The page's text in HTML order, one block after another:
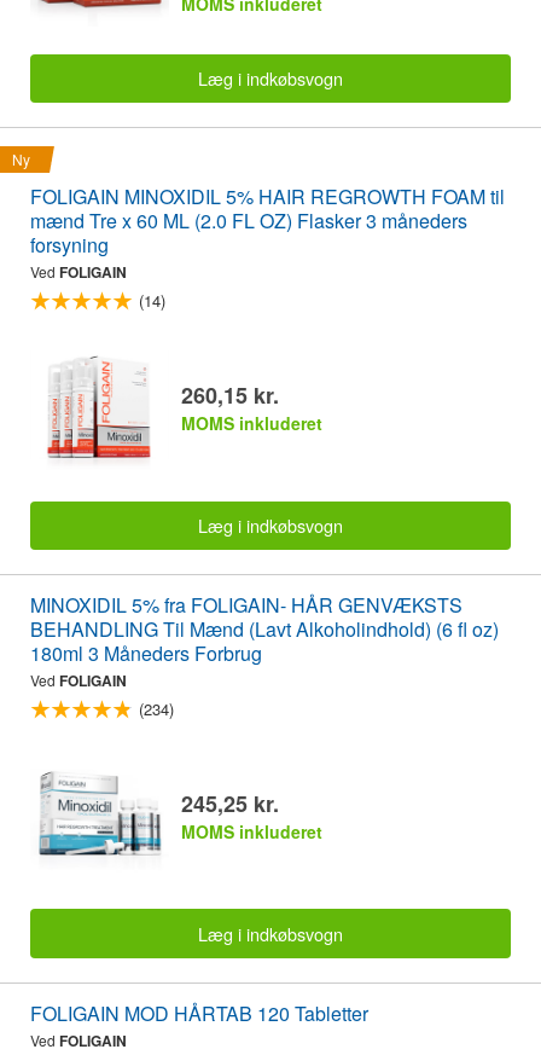
Læg i indkøbsvogn
Ny
FOLIGAIN MINOXIDIL 5% HAIR REGROWTH FOAM til
mænd Tre x 60 ML (2.0 FL OZ) Flasker 3 måneders
forsyning
Ved FOLIGAIN
(14)
260,15 kr.
MOMS inkluderet
Læg i indkøbsvogn
MINOXIDIL 5% fra FOLIGAIN- HÅR GENVÆKSTS
BEHANDLING Til Mænd (Lavt Alkoholindhold) (6 fl oz)
180ml 3 Måneders Forbrug
Ved FOLIGAIN
(234)
245,25 kr.
MOMS inkluderet
Læg i indkøbsvogn
FOLIGAIN MOD HÅRTAB 120 Tabletter
Ved FOLIGAIN